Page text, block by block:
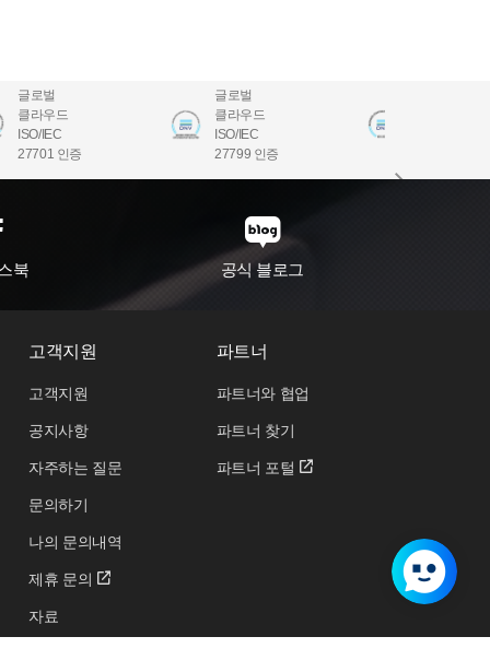
글로벌
클라우드
ISO/IEC
27701 인증
글로벌
클라우드
ISO/IEC
27799 인증
북 공식 블로그
고객지원
고객지원
공지사항
자주하는 질문
문의하기
나의 문의내역
제휴 문의
자료
파트너
파트너와 협업
파트너 찾기
파트너 포털